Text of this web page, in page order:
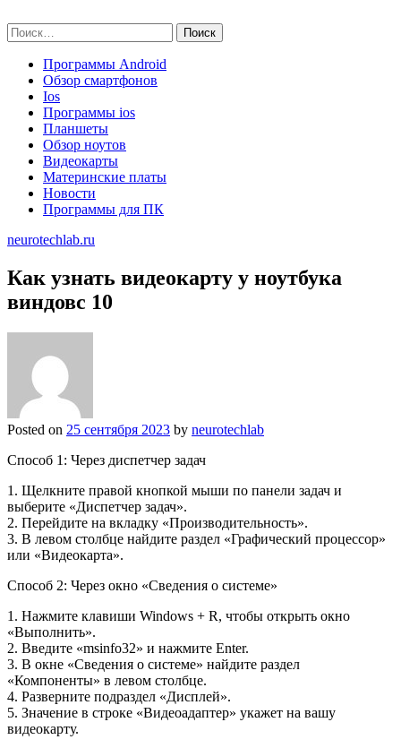
to
content
Найти:
Программы Android
Обзор смартфонов
Ios
Программы ios
Планшеты
Обзор ноутов
Видеокарты
Материнские платы
Новости
Программы для ПК
neurotechlab.ru
Как узнать видеокарту у ноутбука
виндовс 10
Posted on 25 сентября 2023 by neurotechlab
Способ 1: Через диспетчер задач
1. Щелкните правой кнопкой мыши по панели задач и
выберите «Диспетчер задач».
2. Перейдите на вкладку «Производительность».
3. В левом столбце найдите раздел «Графический процессор»
или «Видеокарта».
Способ 2: Через окно «Сведения о системе»
1. Нажмите клавиши Windows + R, чтобы открыть окно
«Выполнить».
2. Введите «msinfo32» и нажмите Enter.
3. В окне «Сведения о системе» найдите раздел
«Компоненты» в левом столбце.
4. Разверните подраздел «Дисплей».
5. Значение в строке «Видеоадаптер» укажет на вашу
видеокарту.